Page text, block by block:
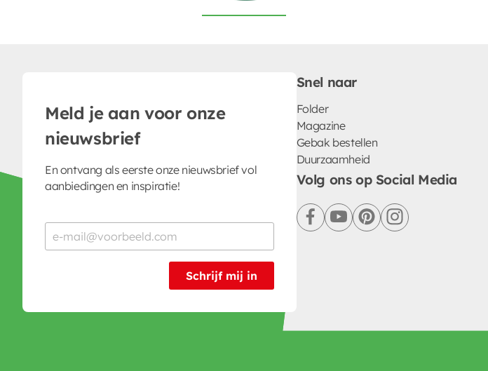
Meld je aan voor onze
nieuwsbrief
En ontvang als eerste onze nieuwsbrief vol
aanbiedingen en inspiratie!
Schrijf mij in
Snel naar
Folder
Magazine
Gebak bestellen
Duurzaamheid
Volg ons op Social Media
facebookyoutubepinterestinstagram